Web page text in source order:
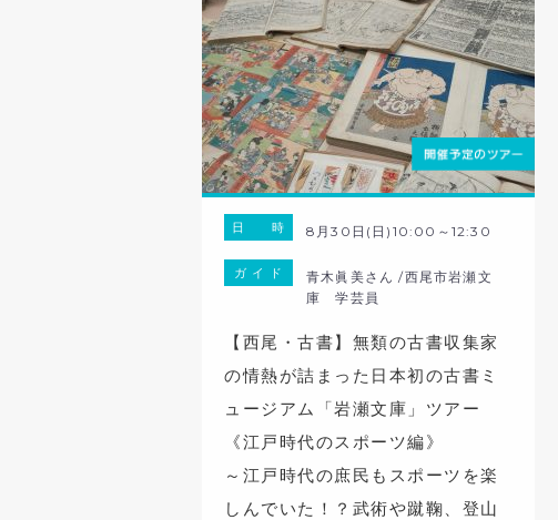
日 時 8月30日(日)10:00～12:30
ガ イ ド
青木眞美さん /西尾市岩瀬文
庫 学芸員
【西尾・古書】無類の古書収集家
の情熱が詰まった日本初の古書ミ
ュージアム「岩瀬文庫」ツアー
《江戸時代のスポーツ編》
～江戸時代の庶民もスポーツを楽
しんでいた！？武術や蹴鞠、登山